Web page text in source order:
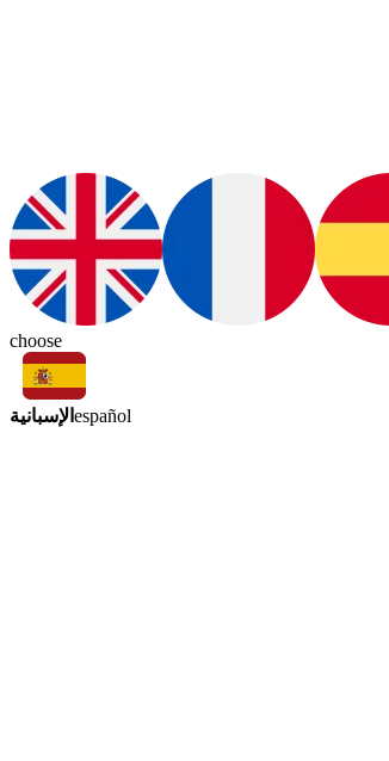
choose
الإسبانية español